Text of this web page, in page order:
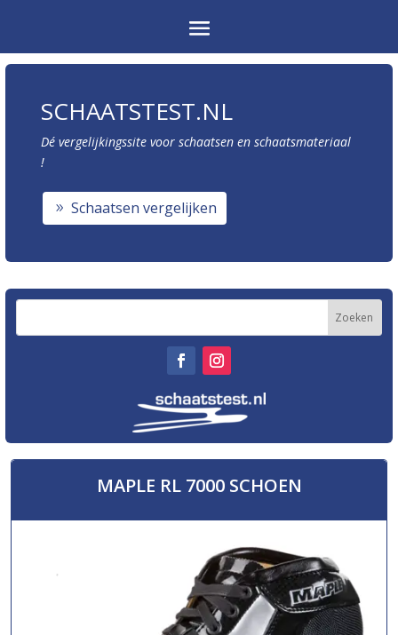
SCHAATSTEST.NL
Dé vergelijkingssite voor schaatsen en schaatsmateriaal
!
Schaatsen vergelijken
MAPLE RL 7000 SCHOEN